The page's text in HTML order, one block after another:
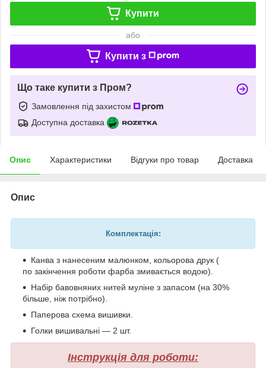
Купити
або
Купити з
Що таке купити з Пром?
Замовлення під захистом
Доступна доставка
Опис Характеристики Відгуки про товар Доставка
Опис
Комплектація:
Канва з нанесеним малюнком, кольорова друк (
по закінчення роботи фарба змивається водою).
Набір бавовняних нитей муліне з запасом (на 30%
більше, ніж потрібно).
Паперова схема вишивки.
Голки вишивальні — 2 шт.
Інструкція для роботи: